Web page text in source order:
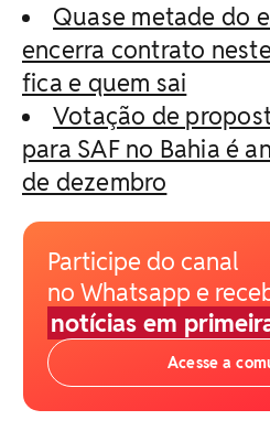
Quase metade do
encerra contrato
fica e quem sai
Votação de
para SAF no Bahia é
de dezembro
Participe do canal
no Whatsapp e
notícias em
Acesse a